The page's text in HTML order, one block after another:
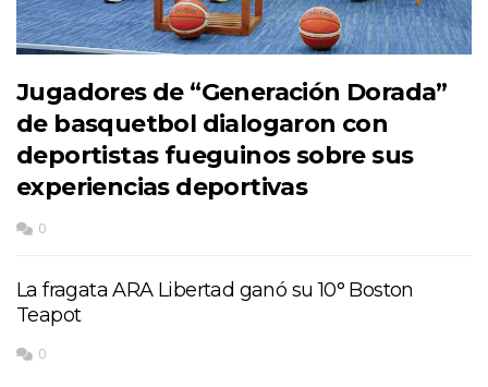
Jugadores de “Generación Dorada”
de basquetbol dialogaron con
deportistas fueguinos sobre sus
experiencias deportivas
0
La fragata ARA Libertad ganó su 10° Boston
Teapot
0